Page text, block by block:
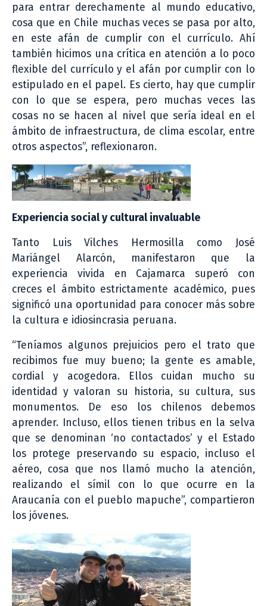
para entrar derechamente al mundo educativo,
cosa que en Chile muchas veces se pasa por alto,
en este afán de cumplir con el currículo. Ahí
también hicimos una crítica en atención a lo poco
flexible del currículo y el afán por cumplir con lo
estipulado en el papel. Es cierto, hay que cumplir
con lo que se espera, pero muchas veces las
cosas no se hacen al nivel que sería ideal en el
ámbito de infraestructura, de clima escolar, entre
otros aspectos”, reflexionaron.
Experiencia social y cultural invaluable
Tanto Luis Vilches Hermosilla como José
Mariángel Alarcón, manifestaron que la
experiencia vivida en Cajamarca superó con
creces el ámbito estrictamente académico, pues
significó una oportunidad para conocer más sobre
la cultura e idiosincrasia peruana.
“Teníamos algunos prejuicios pero el trato que
recibimos fue muy bueno; la gente es amable,
cordial y acogedora. Ellos cuidan mucho su
identidad y valoran su historia, su cultura, sus
monumentos. De eso los chilenos debemos
aprender. Incluso, ellos tienen tribus en la selva
que se denominan ‘no contactados’ y el Estado
los protege preservando su espacio, incluso el
aéreo, cosa que nos llamó mucho la atención,
realizando el símil con lo que ocurre en la
Araucanía con el pueblo mapuche”, compartieron
los jóvenes.